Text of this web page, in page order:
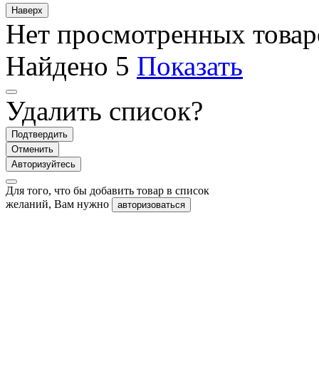
Наверх
Нет просмотренных
Найдено 5 Показать
Удалить список?
Подтвердить
Отменить
Авторизуйтесь
Для того, что бы добавить товар в список
желаний, Вам нужно
авторизоваться